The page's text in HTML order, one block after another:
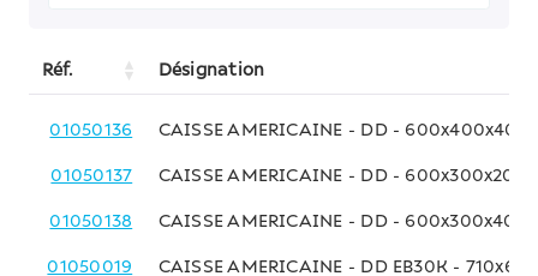
Réf. Désignation
01050136 CAISSE AMERICAINE - DD - 600x400x400
01050137 CAISSE AMERICAINE - DD - 600x300x200
01050138 CAISSE AMERICAINE - DD - 600x300x400
01050019 CAISSE AMERICAINE - DD EB30K -